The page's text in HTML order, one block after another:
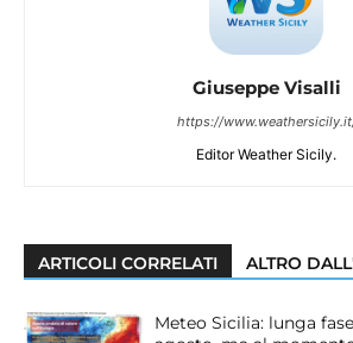
Giuseppe Visalli
https://
Editor Weather Sicily.
ARTICOLI CORRELATI ALTRO
Meteo Sicilia: lunga